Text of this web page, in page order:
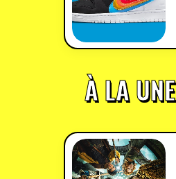
À LA UNE